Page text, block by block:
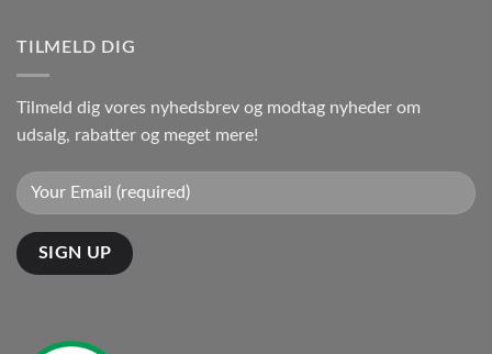
TILMELD DIG
Tilmeld dig vores nyhedsbrev og modtag nyheder om
udsalg, rabatter og meget mere!